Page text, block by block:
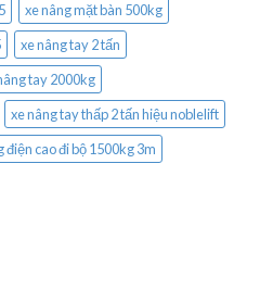
xe nâng mặt bàn 500kg
xe nâng tay 2 tấn
tay 2000kg
xe nâng tay thấp 2 tấn hiệu noblelift
điện cao đi bộ 1500kg 3m